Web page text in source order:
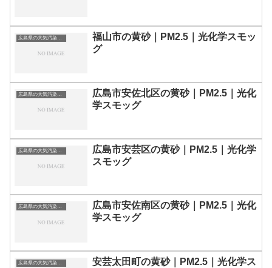
広島県の大気汚染・PM2.5・黄砂・エアロゾルの数値
福山市の黄砂｜PM2.5｜光化学スモッ
グ
広島県の大気汚染・PM2.5・黄砂・エアロゾルの数値
広島市安佐北区の黄砂｜PM2.5｜光化
学スモッグ
広島県の大気汚染・PM2.5・黄砂・エアロゾルの数値
広島市安芸区の黄砂｜PM2.5｜光化学
スモッグ
広島県の大気汚染・PM2.5・黄砂・エアロゾルの数値
広島市安佐南区の黄砂｜PM2.5｜光化
学スモッグ
広島県の大気汚染・PM2.5・黄砂・エアロゾルの数値
安芸太田町の黄砂｜PM2.5｜光化学ス